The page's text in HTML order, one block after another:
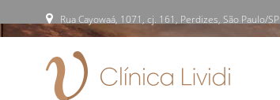
Rua Cayowaá, 1071, cj. 161, Perdizes, São Paulo/SP